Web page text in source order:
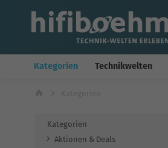
Kategorien Technikwelten
Kategorien
Aktionen & Deals